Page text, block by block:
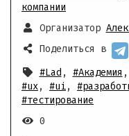
компании
Организатор
Поделиться в
#Lad , #Академия ,
#ux, #ui,
#тестирование
0